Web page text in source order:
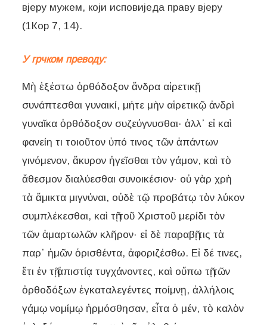
вјеру мужем, који исповиједа праву вјеру
(1Кор 7, 14).
У грчком преводу:
Μὴ ἐξέστω ὀρθόδοξον ἄνδρα αἱρετικῇ
συνάπτεσθαι γυναικί, μήτε μὴν αἱρετικῷ ἀνδρὶ
γυναῖκα ὀρθόδοξον συζεύγνυσθαι· ἀλλ᾿ εἰ καὶ
φανείη τι τοιοῦτον ὑπό τινος τῶν ἁπάντων
γινόμενον, ἄκυρον ἡγεῖσθαι τὸν γάμον, καὶ τὸ
ἄθεσμον διαλύεσθαι συνοικέσιον· οὐ γὰρ χρὴ
τὰ ἄμικτα μιγνύναι, οὐδὲ τῷ προβάτῳ τὸν λύκον
συμπλέκεσθαι, καὶ τῇ τοῦ Χριστοῦ μερίδι τὸν
τῶν ἁμαρτωλῶν κλῆρον· εἰ δὲ παραβῇ τις τὰ
παρ᾿ ἡμῶν ὁρισθέντα, ἀφοριζέσθω. Εἰ δέ τινες,
ἔτι ἐν τῇ ἀπιστίᾳ τυγχάνοντες, καὶ οὔπω τῇ τῶν
ὀρθοδόξων ἐγκαταλεγέντες ποίμνῃ, ἀλλήλοις
γάμῳ νομίμῳ ἡρμόσθησαν, εἶτα ὁ μέν, τὸ καλὸν